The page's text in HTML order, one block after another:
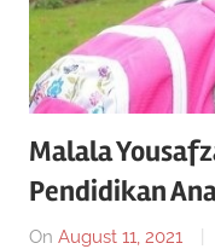
Malala
Pendidikan
On August 11, 2021